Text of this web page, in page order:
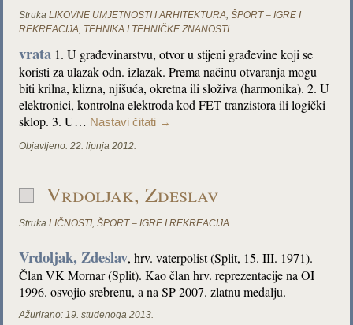
Struka LIKOVNE UMJETNOSTI I ARHITEKTURA,ŠPORT – IGRE I
REKREACIJA, TEHNIKA I TEHNIČKE ZNANOSTI
vrata 1. U građevinarstvu, otvor u stijeni građevine koji se
koristi za ulazak odn. izlazak. Prema načinu otvaranja mogu
biti krilna, klizna, njišuća, okretna ili složiva (harmonika). 2. U
elektronici, kontrolna elektroda kod FET tranzistora ili logički
sklop. 3. U… Nastavi čitati →
Objavljeno: 22. lipnja 2012.
Vrdoljak, Zdeslav
Struka LIČNOSTI,ŠPORT – IGRE I REKREACIJA
Vrdoljak, Zdeslav, hrv. vaterpolist (Split, 15. III. 1971).
Član VK Mornar (Split). Kao član hrv. reprezentacije na OI
1996. osvojio srebrenu, a na SP 2007. zlatnu medalju.
Ažurirano: 19. studenoga 2013.